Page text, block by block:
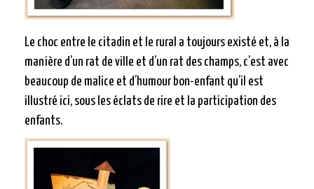
Le choc entre le citadin et le rural a toujours existé et, à la
manière d’un rat de ville et d’un rat des champs, c’est avec
beaucoup de malice et d’humour bon-enfant qu’il est
illustré ici, sous les éclats de rire et la participation des
enfants.